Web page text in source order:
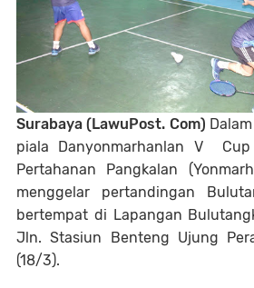
Surabaya (LawuPost. Com)
piala Danyonmarhanlan V
Pertahanan Pangkalan
menggelar pertandingan
bertempat di Lapangan
Jln. Stasiun Benteng Ujung
(18/3).